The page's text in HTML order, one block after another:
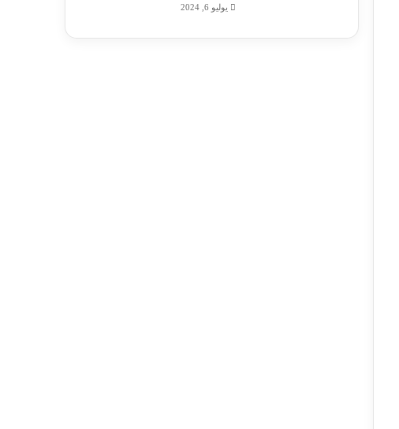
يوليو 6, 2024